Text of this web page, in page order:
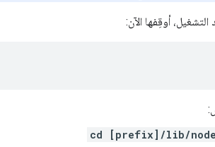
cd [prefix]/lib/